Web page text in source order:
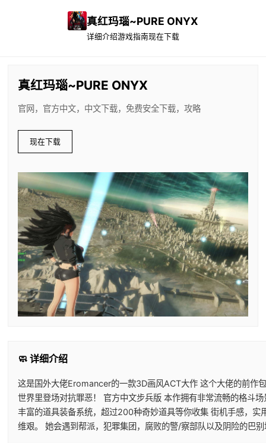
真红玛瑙~PURE ONYX
详细介绍游戏指南现在下载
真红玛瑙~PURE ONYX
官网，官方中文，中文下载，免费安全下载，攻略
现在下载
🧼 详细介绍
这是国外大佬Eromancer的一款3D画风ACT大作 这个大佬的前作
世界里登场对抗罪恶！ 官方中文步兵版 本作拥有非常流畅的格斗
丰富的道具装备系统，超过200种奇妙道具等你收集 街机手感，
维艰。 她会遇到帮派，犯罪集团，腐败的警/察部队以及阴险的巴